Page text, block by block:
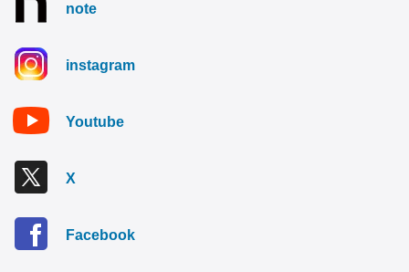
note
instagram
Youtube
X
Facebook